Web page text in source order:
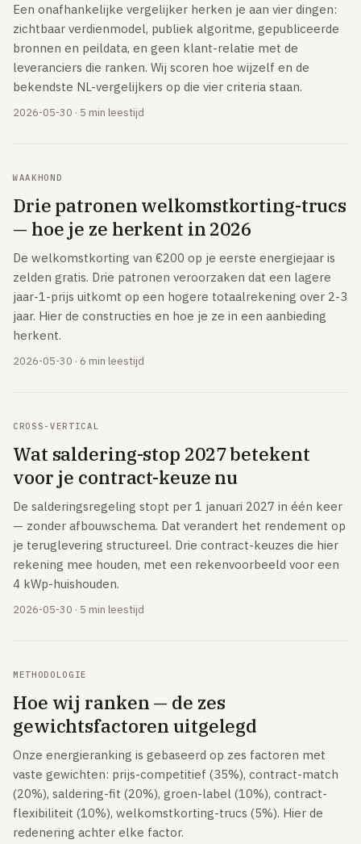
Een onafhankelijke vergelijker herken je aan vier dingen:
zichtbaar verdienmodel, publiek algoritme, gepubliceerde
bronnen en peildata, en geen klant-relatie met de
leveranciers die ranken. Wij scoren hoe wijzelf en de
bekendste NL-vergelijkers op die vier criteria staan.
2026-05-30 · 5 min leestijd
WAAKHOND
Drie patronen welkomstkorting-trucs
— hoe je ze herkent in 2026
De welkomstkorting van €200 op je eerste energiejaar is
zelden gratis. Drie patronen veroorzaken dat een lagere
jaar-1-prijs uitkomt op een hogere totaalrekening over 2-3
jaar. Hier de constructies en hoe je ze in een aanbieding
herkent.
2026-05-30 · 6 min leestijd
CROSS-VERTICAL
Wat saldering-stop 2027 betekent
voor je contract-keuze nu
De salderingsregeling stopt per 1 januari 2027 in één keer
— zonder afbouwschema. Dat verandert het rendement op
je teruglevering structureel. Drie contract-keuzes die hier
rekening mee houden, met een rekenvoorbeeld voor een
4 kWp-huishouden.
2026-05-30 · 5 min leestijd
METHODOLOGIE
Hoe wij ranken — de zes
gewichtsfactoren uitgelegd
Onze energieranking is gebaseerd op zes factoren met
vaste gewichten: prijs-competitief (35%), contract-match
(20%), saldering-fit (20%), groen-label (10%), contract-
flexibiliteit (10%), welkomstkorting-trucs (5%). Hier de
redenering achter elke factor.